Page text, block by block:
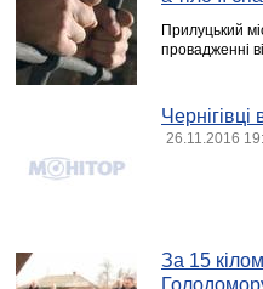
Прилуцький
провадженні
26.11.2016
За 15